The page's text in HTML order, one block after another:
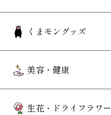
くまモングッズ
美容・健康
生花・ドライフラワー